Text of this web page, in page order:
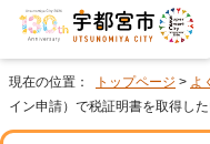
現在の位置： トップページ > よ
イン申請）で税証明書を取得した